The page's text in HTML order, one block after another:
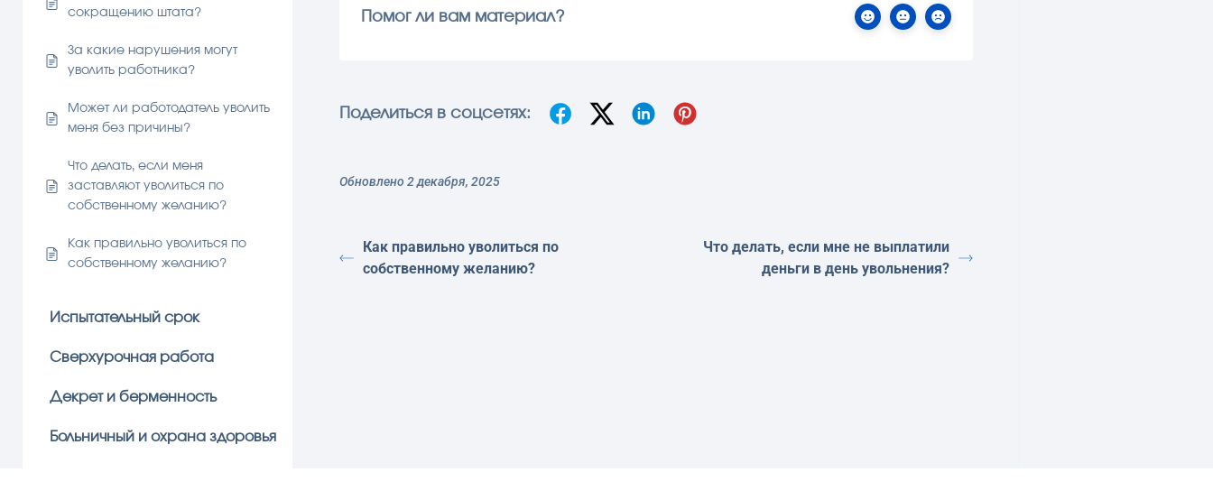
сокращению штата?
За какие нарушения могут
уволить работника?
Может ли работодатель уволить
меня без причины?
Что делать, если меня
заставляют уволиться по
собственному желанию?
Как правильно уволиться по
собственному желанию?
Испытательный срок
Сверхурочная работа
Декрет и берменность
Больничный и охрана здоровья
Помог ли вам материал?
Поделиться в соцсетях:
Обновлено 2 декабря, 2025
Как правильно уволиться по
собственному желанию?
Что делать, если мне не выплатили
деньги в день увольнения?